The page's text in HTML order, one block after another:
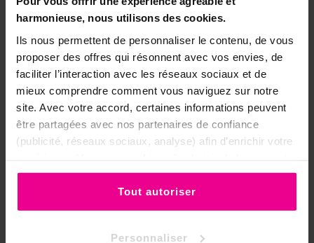
harmonieuse, nous utilisons des cookies.
Ils nous permettent de personnaliser le contenu, de vous
proposer des offres qui résonnent avec vos envies, de
faciliter l’interaction avec les réseaux sociaux et de
mieux comprendre comment vous naviguez sur notre
site. Avec votre accord, certaines informations peuvent
être partagées avec nos partenaires de confiance
(publicité, réseaux sociaux, analyse) afin d’enrichir votre
ou de les refuser.
Tout autoriser
Personnaliser
Métal et bois
Matériaux Du Crucifix Autre
8 autres produits dans la même
catégorie: